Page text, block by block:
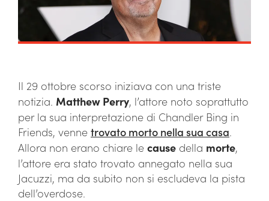
Il 29 ottobre scorso iniziava con una triste
notizia. Matthew Perry, l’attore noto soprattutto
per la sua interpretazione di Chandler Bing in
Friends, venne trovato morto nella sua casa.
Allora non erano chiare le cause della morte,
l’attore era stato trovato annegato nella sua
Jacuzzi, ma da subito non si escludeva la pista
dell’overdose.